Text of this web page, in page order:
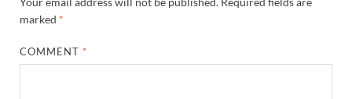
marked *
COMMENT *